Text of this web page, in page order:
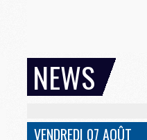
NEWS
VENDREDI 07 AOÛT